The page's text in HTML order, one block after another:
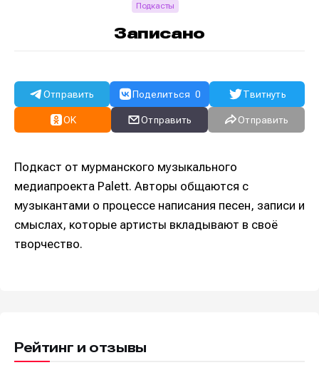
Подкасты
Записано
Отправить Поделиться 0 Твитнуть
OK Отправить Отправить
Подкаст от мурманского музыкального
медиапроекта Palett. Авторы общаются с
музыкантами о процессе написания песен, записи и
смыслах, которые артисты вкладывают в своё
творчество.
Рейтинг и отзывы